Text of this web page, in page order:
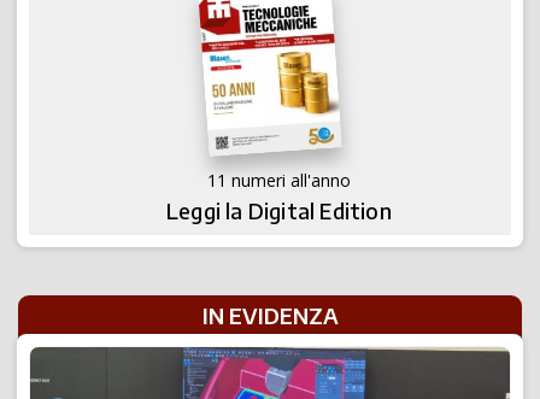
11 numeri all'anno
Leggi la Digital Edition
IN EVIDENZA